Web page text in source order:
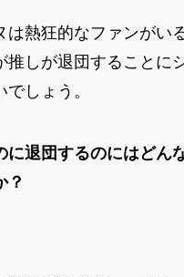
は熱狂的なファンがい
推しが退団することに
しょう。
に退団するのにはどん
？